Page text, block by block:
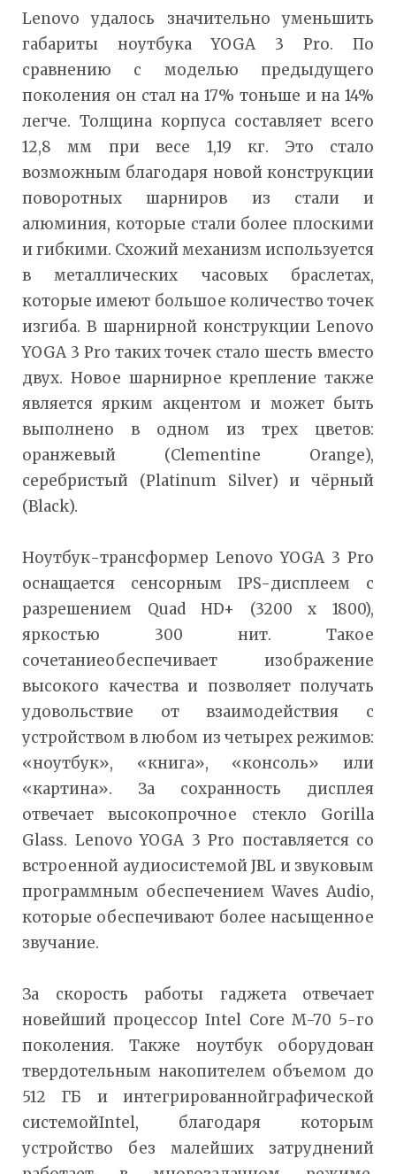
Lenovo удалось значительно уменьшить
габариты ноутбука YOGA 3 Pro. По
сравнению с моделью предыдущего
поколения он стал на 17% тоньше и на 14%
легче. Толщина корпуса составляет всего
12,8 мм при весе 1,19 кг. Это стало
возможным благодаря новой конструкции
поворотных шарниров из стали и
алюминия, которые стали более плоскими
и гибкими. Схожий механизм используется
в металлических часовых браслетах,
которые имеют большое количество точек
изгиба. В шарнирной конструкции Lenovo
YOGA 3 Pro таких точек стало шесть вместо
двух. Новое шарнирное крепление также
является ярким акцентом и может быть
выполнено в одном из трех цветов:
оранжевый (Clementine Orange),
серебристый (Platinum Silver) и чёрный
(Black).
Ноутбук-трансформер Lenovo YOGA 3 Pro
оснащается сенсорным IPS-дисплеем с
разрешением Quad HD+ (3200 x 1800),
яркостью 300 нит. Такое
сочетаниеобеспечивает изображение
высокого качества и позволяет получать
удовольствие от взаимодействия с
устройством в любом из четырех режимов:
«ноутбук», «книга», «консоль» или
«картина». За сохранность дисплея
отвечает высокопрочное стекло Gorilla
Glass. Lenovo YOGA 3 Pro поставляется со
встроенной аудиосистемой JBL и звуковым
программным обеспечением Waves Audio,
которые обеспечивают более насыщенное
звучание.
За скорость работы гаджета отвечает
новейший процессор Intel Core M-70 5-го
поколения. Также ноутбук оборудован
твердотельным накопителем объемом до
512 ГБ и интегрированнойграфической
системойIntel, благодаря которым
устройство без малейших затруднений